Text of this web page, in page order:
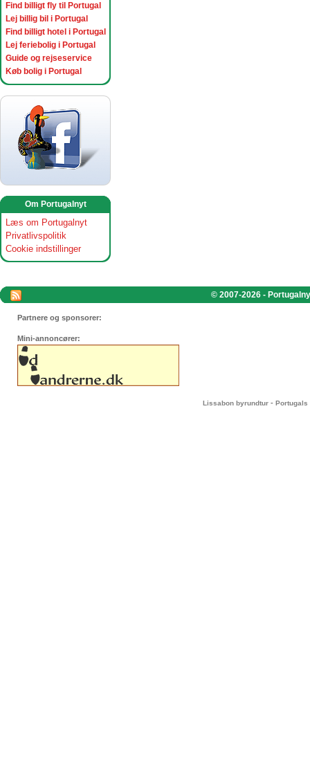
Find billigt fly til Portugal
Lej billig bil i Portugal
Find billigt hotel i Portugal
Lej feriebolig i Portugal
Guide og rejseservice
Køb bolig i Portugal
Om Portugalnyt
Læs om Portugalnyt
Privatlivspolitik
Cookie indstillinger
© 2007-2026 -
Partnere og sponsorer:
Mini-annoncører:
Lissabon byrundtur - Portugals